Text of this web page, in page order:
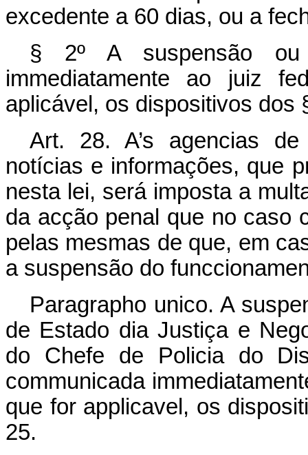
excedente a 60 dias, ou a
§ 2º A suspensão ou
immediatamente ao juiz
aplicável, os dispositivos dos
Art. 28. A’s agencias
notícias e informações, que
nesta lei, será imposta a
da acção penal que no caso
pelas mesmas de que, em
a suspensão do
Paragrapho unico. A
de Estado dia Justiça e
do Chefe de Policia do
communicada
que for applicavel, os
25.